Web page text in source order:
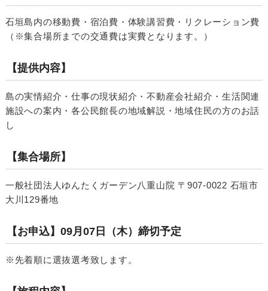
石垣島内の移動費・宿泊費・体験講習費・リクレーション費
（※集合場所までの交通費は実費となります。）
【提供内容】
島の実情紹介・仕事の現状紹介・不動産会社紹介・生活関連
施設への案内・各公民館長の地域解説・地域住民の方のお話
し
【集合場所】
一般社団法人ゆんたくガーデン八重山院 〒907-0022 石垣市
大川129番地
【お申込】09月07日（木）締切予定
※先着順に選抜選考致します。